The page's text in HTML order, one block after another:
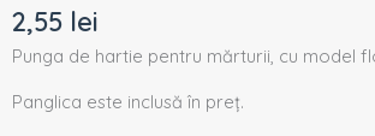
2,55 lei
Punga de hartie pentru mărturii, cu model
Panglica este inclusă în preț.